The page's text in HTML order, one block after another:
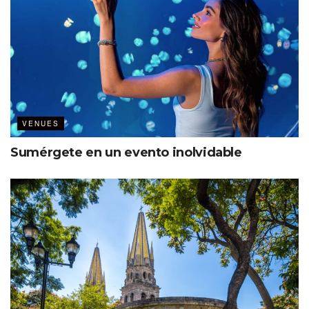
Una publicación compartida por Cosm (@cosm)
VENUES
Sumérgete en un evento inolvidable